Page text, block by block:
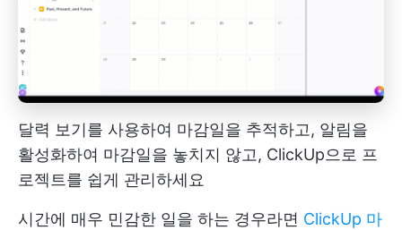
달력 보기를 사용하여 마감일을 추적하고, 알림을
활성화하여 마감일을 놓치지 않고, ClickUp으로 프
로젝트를 쉽게 관리하세요
시간에 매우 민감한 일을 하는 경우라면 ClickUp 마